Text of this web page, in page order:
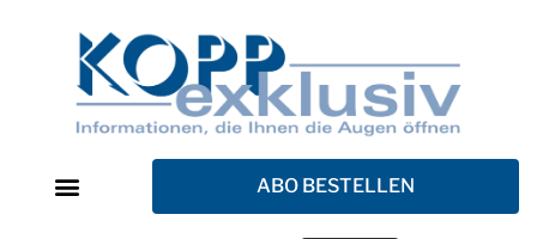
ABO BESTELLEN